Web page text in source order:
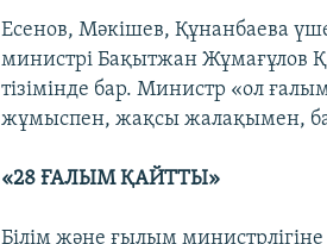
Есенов, Мәкішев, Құнанбаева
министрі Бақытжан Жұмағұлов
тізімінде бар. Министр «ол
жұмыспен, жақсы жалақымен,
«28 ҒАЛЫМ ҚАЙТТЫ»
Білім және ғылым